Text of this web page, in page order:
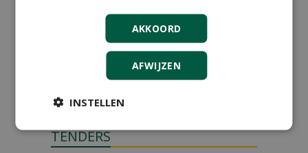
TENDERS
AKKOORD
AFWIJZEN
INSTELLEN